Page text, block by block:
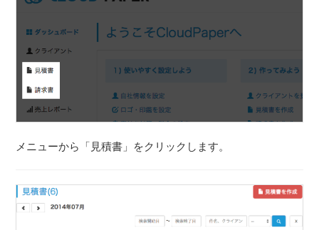
メニューから「見積書」をクリックします。